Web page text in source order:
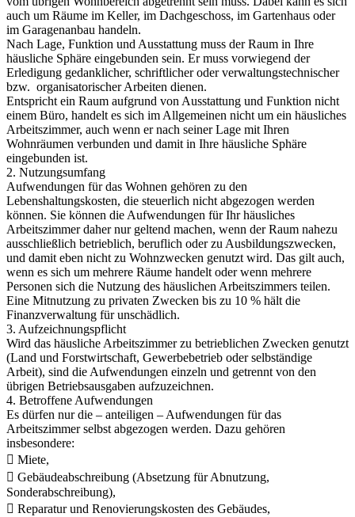
auch um Räume im Keller, im Dachgeschoss, im Gartenhaus oder
im Garagenanbau handeln.
Nach Lage, Funktion und Ausstattung muss der Raum in Ihre
häusliche Sphäre eingebunden sein. Er muss vorwiegend der
Erledigung gedanklicher, schriftlicher oder verwaltungstechnischer
bzw. organisatorischer Arbeiten dienen.
Entspricht ein Raum aufgrund von Ausstattung und Funktion nicht
einem Büro, handelt es sich im Allgemeinen nicht um ein häusliches
Arbeitszimmer, auch wenn er nach seiner Lage mit Ihren
Wohnräumen verbunden und damit in Ihre häusliche Sphäre
eingebunden ist.
2. Nutzungsumfang
Aufwendungen für das Wohnen gehören zu den
Lebenshaltungskosten, die steuerlich nicht abgezogen werden
können. Sie können die Aufwendungen für Ihr häusliches
Arbeitszimmer daher nur geltend machen, wenn der Raum nahezu
ausschließlich betrieblich, beruflich oder zu Ausbildungszwecken,
und damit eben nicht zu Wohnzwecken genutzt wird. Das gilt auch,
wenn es sich um mehrere Räume handelt oder wenn mehrere
Personen sich die Nutzung des häuslichen Arbeitszimmers teilen.
Eine Mitnutzung zu privaten Zwecken bis zu 10 % hält die
Finanzverwaltung für unschädlich.
3. Aufzeichnungspflicht
Wird das häusliche Arbeitszimmer zu betrieblichen Zwecken genutzt
(Land und Forstwirtschaft, Gewerbebetrieb oder selbständige
Arbeit), sind die Aufwendungen einzeln und getrennt von den
übrigen Betriebsausgaben aufzuzeichnen.
4. Betroffene Aufwendungen
Es dürfen nur die – anteiligen – Aufwendungen für das
Arbeitszimmer selbst abgezogen werden. Dazu gehören
insbesondere:
 Miete,
 Gebäudeabschreibung (Absetzung für Abnutzung,
Sonderabschreibung),
 Reparatur und Renovierungskosten des Gebäudes,